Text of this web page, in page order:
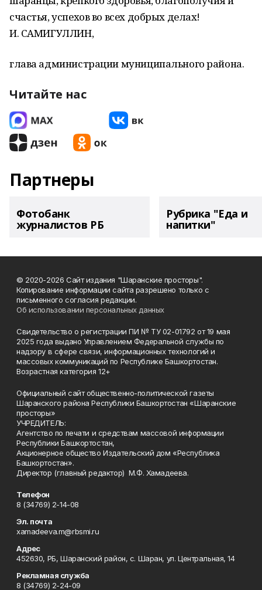
счастья, успехов во всех добрых делах!
И. САМИГУЛЛИН,
глава администрации муниципального района.
Читайте нас
Партнеры
Фотобанк
журналистов РБ
Рубрика "Еда и
напитки"
© 2020-2026 Сайт издания "Шаранские просторы".
Копирование информации сайта разрешено только с
письменного согласия редакции.
Об использовании персональных данных
Свидетельство о регистрации ПИ № ТУ 02-01792 от 19 мая
2025 года выдано Управлением Федеральной службы по
надзору в сфере связи, информационных технологий и
массовых коммуникаций по Республике Башкортостан.
Возрастная категория 12+
Официальный сайт общественно-политической газеты
Шаранского района Республики Башкортостан «Шаранские
просторы»
УЧРЕДИТЕЛЬ:
Агентство по печати и средствам массовой информации
Республики Башкортостан,
Акционерное общество Издательский дом «Республика
Башкортостан».
Директор (главный редактор) М.Ф. Хамадеева.
Телефон
8 (34769) 2-14-08
Эл. почта
xamadeeva.m@rbsmi.ru
Адрес
452630, РБ, Шаранский район, с. Шаран, ул. Центральная, 14
Рекламная служба
8 (34769) 2-24-09